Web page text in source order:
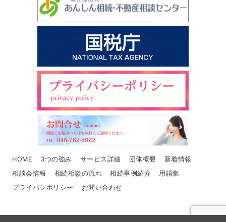
HOME 3つの強み サービス詳細 団体概要
新着情報
相談会情報
相続相談の流れ 相続事例紹介
用語集
プライバシポリシー
お問い合わせ